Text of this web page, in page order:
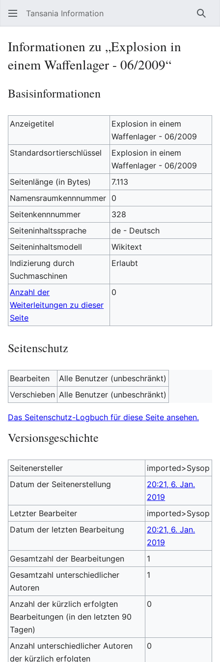
Tansania Information
Informationen zu „Explosion in
einem Waffenlager - 06/2009“
Basisinformationen
Anzeigetitel
Explosion in einem
Waffenlager - 06/2009
Standardsortierschlüssel
Explosion in einem
Waffenlager - 06/2009
Seitenlänge (in Bytes)
7.113
Namensraumkennnummer 0
Seitenkennnummer
328
Seiteninhaltssprache
de - Deutsch
Seiteninhaltsmodell
Wikitext
Indizierung durch
Suchmaschinen
Erlaubt
Anzahl der
Weiterleitungen zu dieser
Seite
0
Seitenschutz
Bearbeiten
Alle Benutzer (unbeschränkt)
Verschieben Alle Benutzer (unbeschränkt)
Das Seitenschutz-Logbuch für diese Seite ansehen.
Versionsgeschichte
Seitenersteller
imported>Sysop
Datum der Seitenerstellung
20:21, 6. Jan.
2019
Letzter Bearbeiter
imported>Sysop
Datum der letzten Bearbeitung
20:21, 6. Jan.
2019
Gesamtzahl der Bearbeitungen
1
Gesamtzahl unterschiedlicher
Autoren
1
Anzahl der kürzlich erfolgten
Bearbeitungen (in den letzten 90
Tagen)
0
Anzahl unterschiedlicher Autoren
der kürzlich erfolgten
0